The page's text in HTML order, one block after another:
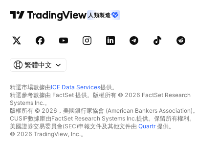
人類製造
繁體中文
精選市場數據由ICE Data Services提供。
精選參考數據由 FactSet 提供。版權所有 © 2026 FactSet Research
Systems Inc.。
版權所有 © 2026，美國銀行家協會 (American Bankers Association)。
CUSIP數據庫由FactSet Research Systems Inc.提供。保留所有權利。
美國證券交易委員會(SEC)申報文件及其他文件由 Quartr提供。
© 2026 TradingView, Inc.。